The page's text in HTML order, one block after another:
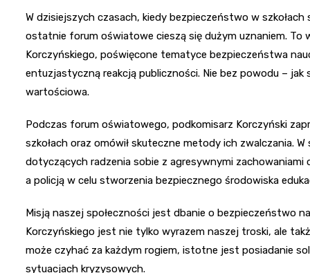
W dzisiejszych czasach, kiedy bezpieczeństwo w
ostatnie forum oświatowe cieszą się dużym uznaniem. To
Korczyńskiego, poświęcone tematyce bezpieczeństwa
entuzjastyczną reakcją publiczności. Nie bez powodu – jak
wartościowa.
Podczas forum oświatowego, podkomisarz Korczyński
szkołach oraz omówił skuteczne metody ich zwalczania.
dotyczących radzenia sobie z agresywnymi zachowaniami
a policją w celu stworzenia bezpiecznego środowiska
Misją naszej społeczności jest dbanie o bezpieczeństwo
Korczyńskiego jest nie tylko wyrazem naszej troski, ale
może czyhać za każdym rogiem, istotne jest posiadanie
sytuacjach kryzysowych.